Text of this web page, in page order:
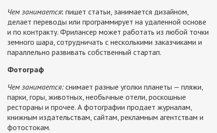
Чем занимается: пишет статьи, занимается дизайном,
делает переводы или программирует на удаленной основе
и по контракту. Фрилансер может работать из любой точки
земного шара, сотрудничать с несколькими заказчиками и
параллельно развивать собственный стартап.
Фотограф
Чем занимается:снимает разные уголки планеты — пляжи,
парки, горы, животных, необычные отели, роскошные
рестораны и прочее. А фотографии продает журналам,
книжным издательствам, сайтам, рекламным агентствам и
фотостокам.